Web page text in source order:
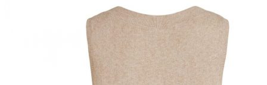
Trikoopaidat
Naisten puserot
Tunikat
Jakut ja liivit
Naisten neuleet
Naisten neuletakit
Naisten neulepuserot